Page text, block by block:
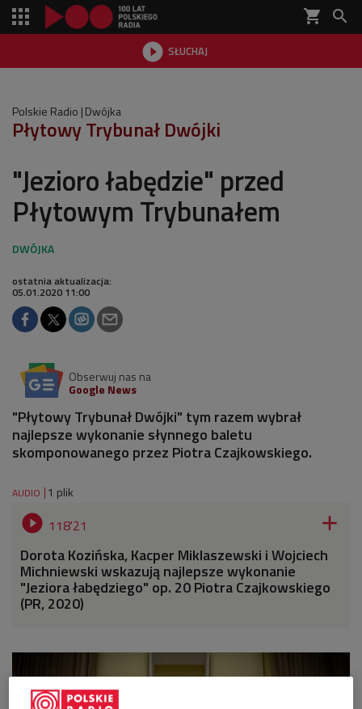
shopping_cart 
 SŁUCHAJ

Polskie Radio Dwójka
Płytowy Trybunał Dwójki
"Jezioro łabędzie" przed
Płytowym Trybunałem
ostatnia aktualizacja:
05.01.2020 11:00
Obserwuj nas na
Google News
"Płytowy Trybunał Dwójki" tym razem wybrał
najlepsze wykonanie słynnego baletu
skomponowanego przez Piotra Czajkowskiego.
AUDIO 1 plik
 118'21 
Dorota Kozińska, Kacper Miklaszewski i Wojciech
Michniewski wskazują najlepsze wykonanie
"Jeziora łabędziego" op. 20 Piotra Czajkowskiego
(PR, 2020)